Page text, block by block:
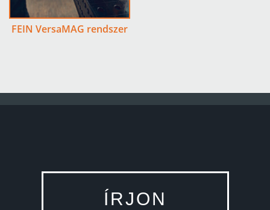
FEIN VersaMAG rendszer
ÍRJON